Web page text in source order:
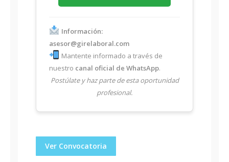
Información:
asesor@girelaboral.com
Mantente informado a través de
nuestro canal oficial de WhatsApp.
Postúlate y haz parte de esta oportunidad
profesional.
Ver Convocatoria